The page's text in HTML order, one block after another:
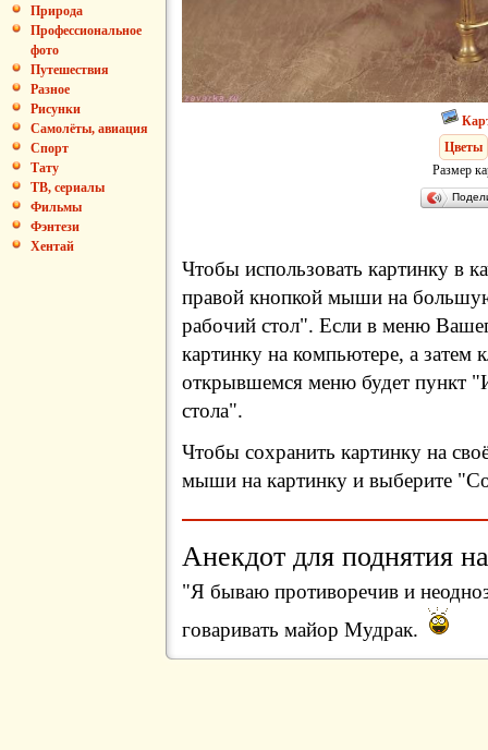
Природа
Профессиональное
фото
Путешествия
Разное
Рисунки
Самолёты, авиация
Спорт
Тату
ТВ, сериалы
Фильмы
Фэнтези
Хентай
Цветы
Размер
Чтобы использовать картинку в
правой кнопкой мыши на
рабочий стол". Если в меню
картинку на компьютере, а затем
открывшемся меню будет пункт
стола".
Чтобы сохранить картинку на
мыши на картинку и выберите
Анекдот для поднятия
"Я бываю противоречив и
говаривать майор Мудрак.